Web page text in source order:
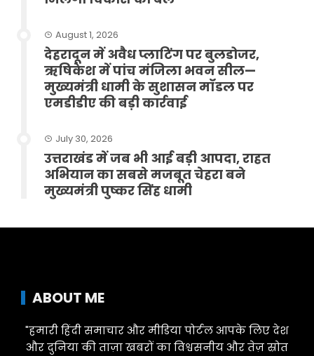
August 1, 2026
देहरादून में अवैध प्लाटिंग पर बुलडोजर,
ऋषिकेश में पांच मंजिला भवन सील—
मुख्यमंत्री धामी के सुशासन मॉडल पर
एमडीडीए की बड़ी कार्रवाई
July 30, 2026
उत्तराखंड में जब भी आई बड़ी आपदा, राहत
अभियान का सबसे मजबूत चेहरा बने
मुख्यमंत्री पुष्कर सिंह धामी
ABOUT ME
"हमारी हिंदी समाचार और मीडिया पोर्टल आपके लिए देश
और दुनिया की ताज़ा खबरों का विश्वसनीय और तेज़ स्रोत